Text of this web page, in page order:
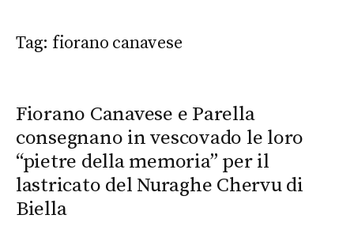
Tag: fiorano canavese
Fiorano Canavese e Parella
consegnano in vescovado le loro
“pietre della memoria” per il
lastricato del Nuraghe Chervu di
Biella